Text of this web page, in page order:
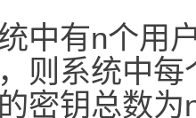
中有n个用
则系统中
密钥总数